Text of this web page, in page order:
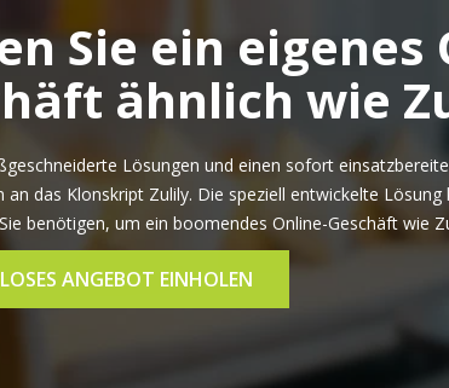
Sie ein eigenes
ähnlich wie
Lösungen und einen sofort
an das Klonskript Zulily. Die speziell entwickelte
benötigen, um ein boomendes Online-Geschäft wie
ANGEBOT EINHOLEN